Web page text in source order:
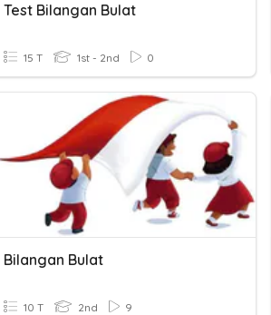
Test Bilangan Bulat
15 T 1st - 2nd 0
Bilangan Bulat
10 T 2nd 9